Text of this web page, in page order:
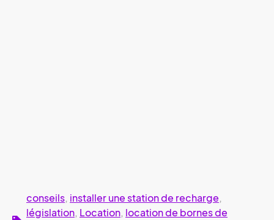
conseils, installer une station de recharge,
législation, Location, location de bornes de